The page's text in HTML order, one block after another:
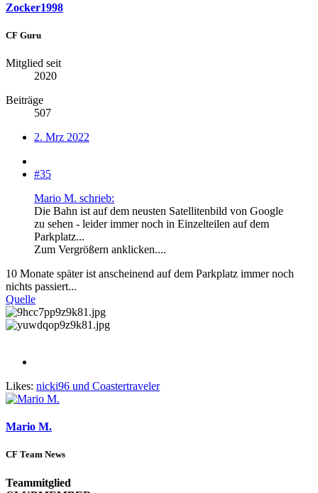
Zocker1998
CF Guru
Mitglied seit
2020
Beiträge
507
2. Mrz 2022
#35
Mario M. schrieb:
Die Bahn ist auf dem neusten Satellitenbild von Google
zu sehen - leider immer noch in Einzelteilen auf dem
Parkplatz...
Zum Vergrößern anklicken....
10 Monate später ist anscheinend auf dem Parkplatz immer noch
nichts passiert...
Quelle
Likes: nicki96 und Coastertraveler
Mario M.
CF Team News
Teammitglied